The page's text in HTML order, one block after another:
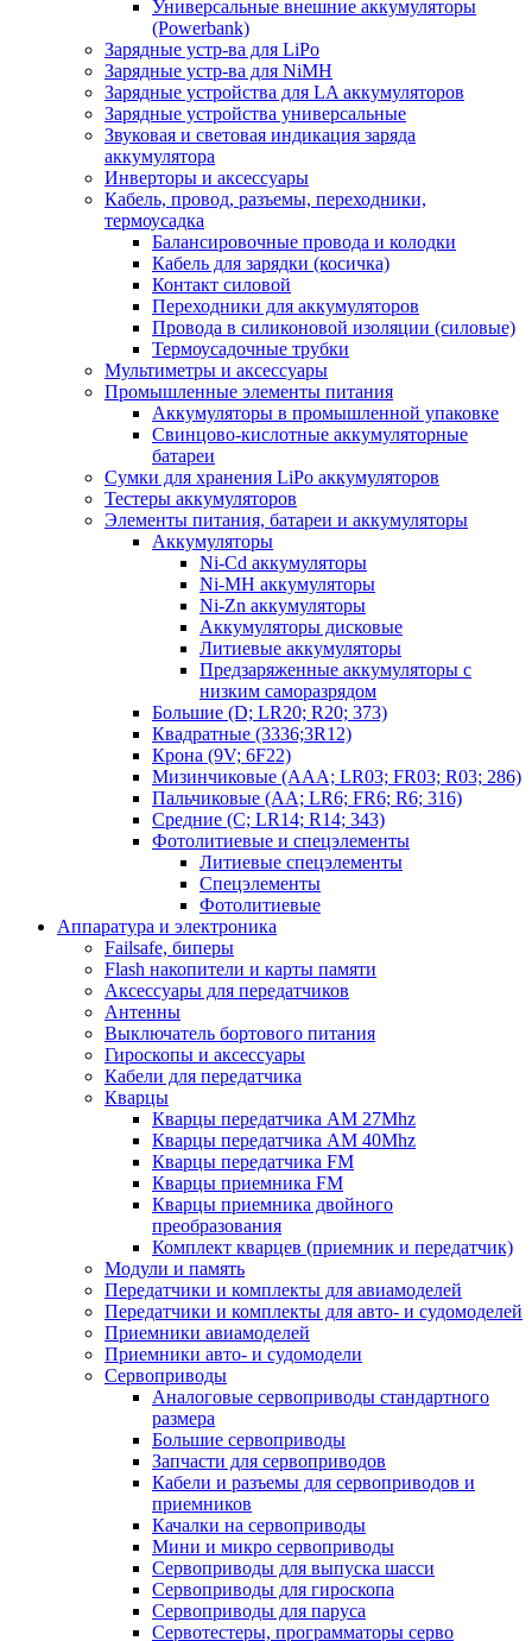
Универсальные внешние аккумуляторы
(Powerbank)
Зарядные устр-ва для LiPo
Зарядные устр-ва для NiMH
Зарядные устройства для LA аккумуляторов
Зарядные устройства универсальные
Звуковая и световая индикация заряда
аккумулятора
Инверторы и аксессуары
Кабель, провод, разъемы, переходники,
термоусадка
Балансировочные провода и колодки
Кабель для зарядки (косичка)
Контакт силовой
Переходники для аккумуляторов
Провода в силиконовой изоляции (силовые)
Термоусадочные трубки
Мультиметры и аксессуары
Промышленные элементы питания
Аккумуляторы в промышленной упаковке
Свинцово-кислотные аккумуляторные
батареи
Сумки для хранения LiPo аккумуляторов
Тестеры аккумуляторов
Элементы питания, батареи и аккумуляторы
Аккумуляторы
Ni-Cd аккумуляторы
Ni-MH аккумуляторы
Ni-Zn аккумуляторы
Аккумуляторы дисковые
Литиевые аккумуляторы
Предзаряженные аккумуляторы с
низким саморазрядом
Большие (D; LR20; R20; 373)
Квадратные (3336;3R12)
Крона (9V; 6F22)
Мизинчиковые (AAA; LR03; FR03; R03; 286)
Пальчиковые (AA; LR6; FR6; R6; 316)
Средние (C; LR14; R14; 343)
Фотолитиевые и спецэлементы
Литиевые спецэлементы
Спецэлементы
Фотолитиевые
Аппаратура и электроника
Failsafe, биперы
Flash накопители и карты памяти
Аксессуары для передатчиков
Антенны
Выключатель бортового питания
Гироскопы и аксессуары
Кабели для передатчика
Кварцы
Кварцы передатчика AM 27Mhz
Кварцы передатчика AM 40Mhz
Кварцы передатчика FM
Кварцы приемника FM
Кварцы приемника двойного
преобразования
Комплект кварцев (приемник и передатчик)
Модули и память
Передатчики и комплекты для авиамоделей
Передатчики и комплекты для авто- и судомоделей
Приемники авиамоделей
Приемники авто- и судомодели
Сервоприводы
Аналоговые сервоприводы стандартного
размера
Большие сервоприводы
Запчасти для сервоприводов
Кабели и разъемы для сервоприводов и
приемников
Качалки на сервоприводы
Мини и микро сервоприводы
Сервоприводы для выпуска шасси
Сервоприводы для гироскопа
Сервоприводы для паруса
Сервотестеры, программаторы серво